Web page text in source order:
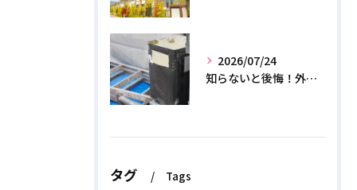
2026/07/24
知らないと後悔！外壁塗装で無機質塗料を選ぶデメリットと3つの罠
タグ Tags